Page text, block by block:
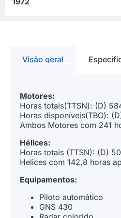
Visão geral
Motores:
Horas totais(TTSN): (D)
Horas disponíveis(TBO):
Ambos Motores com 241
Hélices:
Horas totais (TTSN): (D)
Helices com 142,8 horas
Equipamentos:
Piloto automático
GNS 430